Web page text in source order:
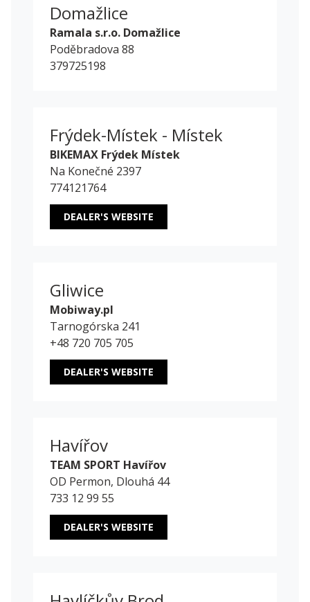
Domažlice
Ramala s.r.o. Domažlice
Poděbradova 88
379725198
Frýdek-Místek - Místek
BIKEMAX Frýdek Místek
Na Konečné 2397
774121764
DEALER'S WEBSITE
Gliwice
Mobiway.pl
Tarnogórska 241
+48 720 705 705
DEALER'S WEBSITE
Havířov
TEAM SPORT Havířov
OD Permon, Dlouhá 44
733 12 99 55
DEALER'S WEBSITE